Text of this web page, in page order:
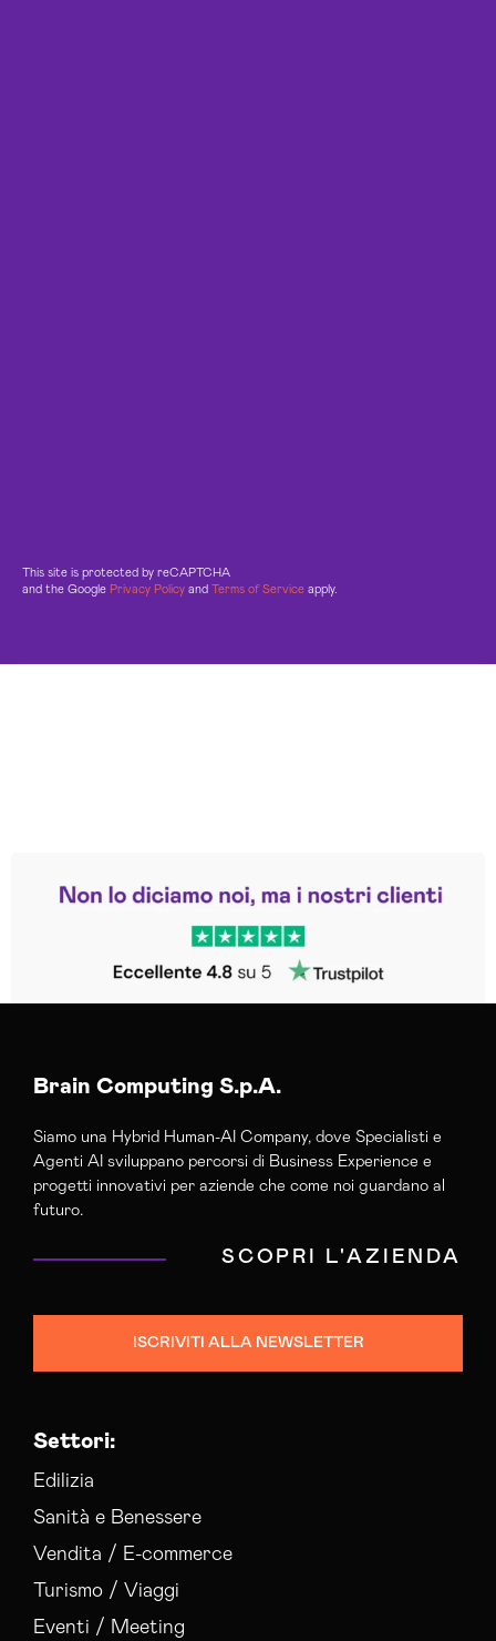
This site is protected by reCAPTCHA
and the Google Privacy Policy and Terms of Service apply.
Trustpilot
Brain Computing S.p.A.
Siamo una Hybrid Human-AI Company, dove Specialisti e
Agenti AI sviluppano percorsi di Business Experience e
progetti innovativi per aziende che come noi guardano al
futuro.
SCOPRI L'AZIENDA
ISCRIVITI ALLA NEWSLETTER
Settori:
Edilizia
Sanità e Benessere
Vendita / E-commerce
Turismo / Viaggi
Eventi / Meeting